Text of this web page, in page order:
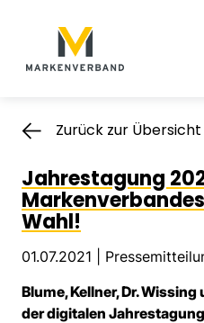
Hauptnavigation
Zurück zur Übersicht
Jahrestagung
Wahl!
01.07.2021 |
Blume, Kellner, Dr.
der digitalen